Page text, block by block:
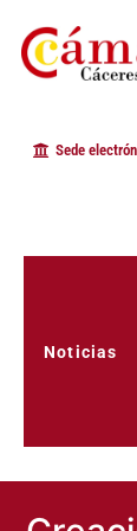
Sede
Noticias